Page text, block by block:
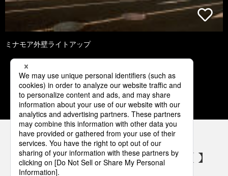
ミナモア外壁ライトアップ
1 2 3 4 5
パナソニックの電気設備 SNSアカウント